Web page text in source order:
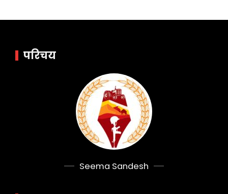
परिचय
Seema Sandesh